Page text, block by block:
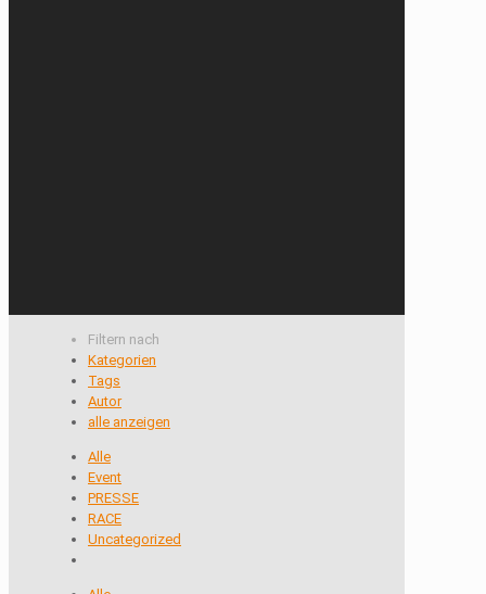
Filtern nach
Kategorien
Tags
Autor
alle anzeigen
Alle
Event
PRESSE
RACE
Uncategorized